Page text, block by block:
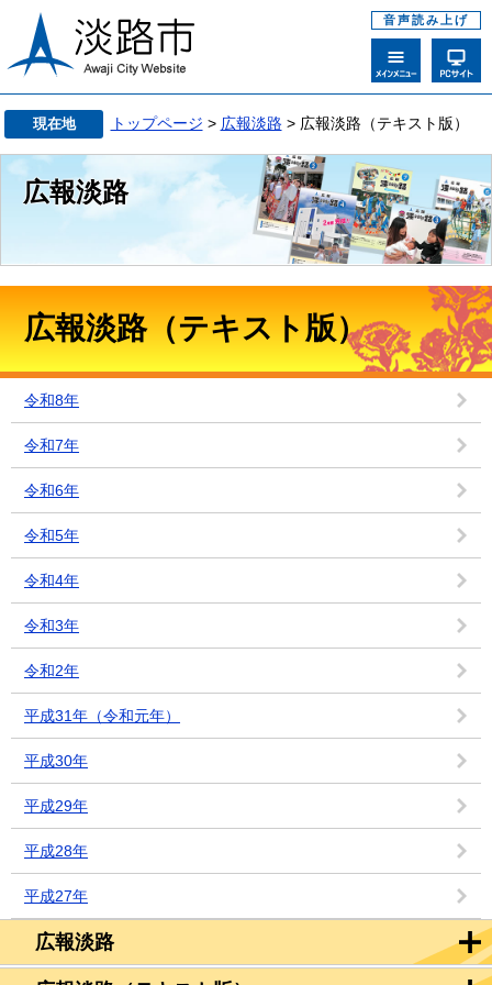
音声読み上げ
現在地 トップページ > 広報淡路 > 広報淡路（テキスト版）
広報淡路
広報淡路
広報淡路（テキスト版）
令和8年
令和7年
令和6年
令和5年
令和4年
令和3年
令和2年
平成31年（令和元年）
平成30年
平成29年
平成28年
平成27年